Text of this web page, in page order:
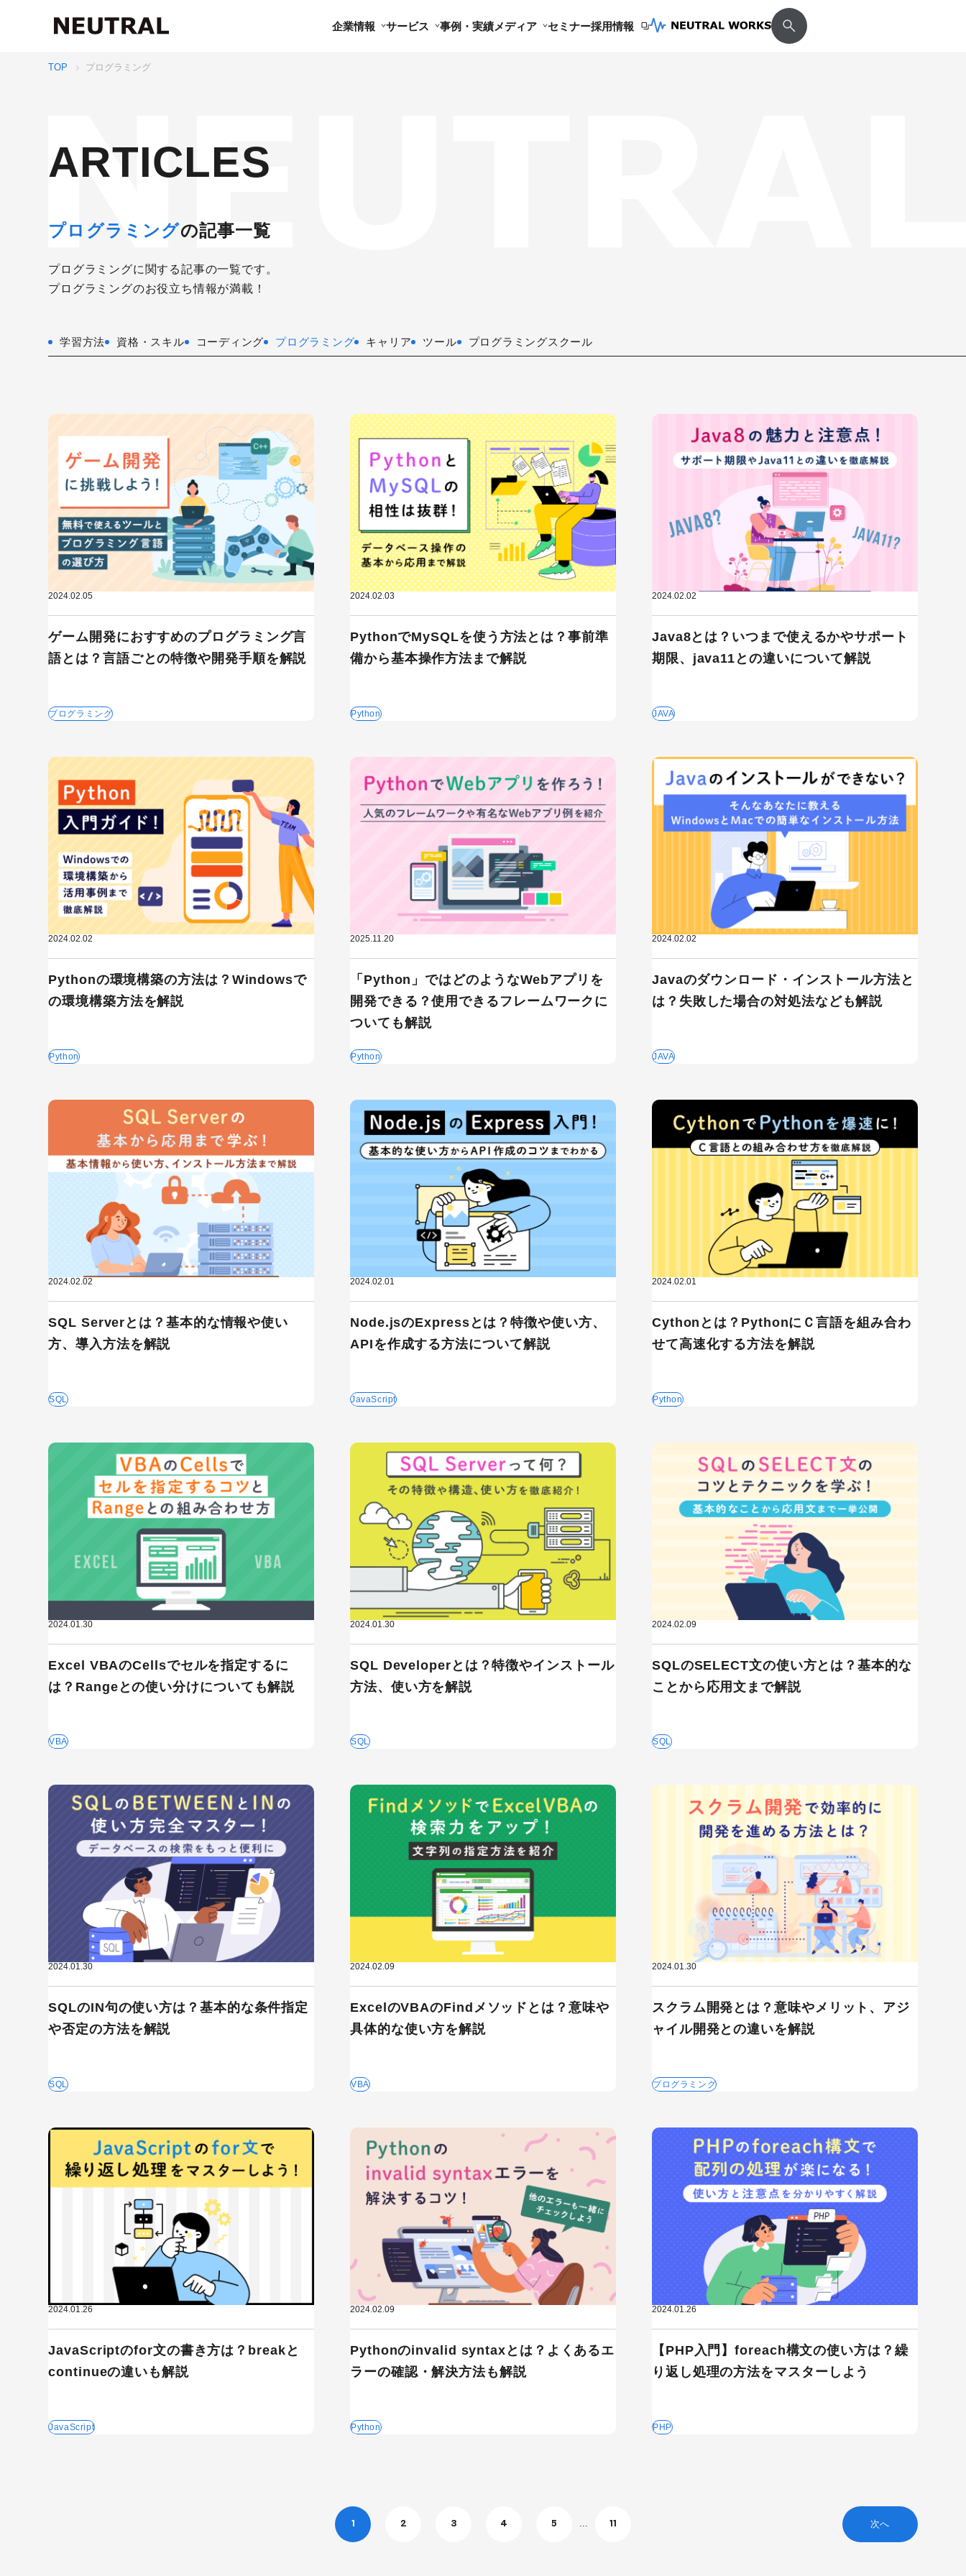
企業情報 サービス 事例・実績メディア セミナー採用情報
キーワードから記事を検索 カテゴリーから記事を検索
人気のキーワード
SaaS Webデザイン プログラミング教育 iOSアプリ
TOP プログラミング
ARTICLES
プログラミングの記事一覧
プログラミングに関する記事の一覧です。
プログラミングのお役立ち情報が満載！
学習方法 資格・スキル コーディング プログラミング キャリア ツール プログラミングスクール
2024.02.05
ゲーム開発におすすめのプログラミング言
語とは？言語ごとの特徴や開発手順を解説
プログラミング
2024.02.03
PythonでMySQLを使う方法とは？事前準
備から基本操作方法まで解説
Python
2024.02.02
Java8とは？いつまで使えるかやサポート
期限、java11との違いについて解説
JAVA
2024.02.02
Pythonの環境構築の方法は？Windowsで
の環境構築方法を解説
Python
2025.11.20
「Python」ではどのようなWebアプリを
開発できる？使用できるフレームワークに
ついても解説
Python
2024.02.02
Javaのダウンロード・インストール方法と
は？失敗した場合の対処法なども解説
JAVA
2024.02.02
SQL Serverとは？基本的な情報や使い
方、導入方法を解説
SQL
2024.02.01
Node.jsのExpressとは？特徴や使い方、
APIを作成する方法について解説
JavaScript
2024.02.01
Cythonとは？PythonにＣ言語を組み合わ
せて高速化する方法を解説
Python
2024.01.30
Excel VBAのCellsでセルを指定するに
は？Rangeとの使い分けについても解説
VBA
2024.01.30
SQL Developerとは？特徴やインストール
方法、使い方を解説
SQL
2024.02.09
SQLのSELECT文の使い方とは？基本的な
ことから応用文まで解説
SQL
2024.01.30
SQLのIN句の使い方は？基本的な条件指定
や否定の方法を解説
SQL
2024.02.09
ExcelのVBAのFindメソッドとは？意味や
具体的な使い方を解説
VBA
2024.01.30
スクラム開発とは？意味やメリット、アジ
ャイル開発との違いを解説
プログラミング
2024.01.26
JavaScriptのfor文の書き方は？breakと
continueの違いも解説
JavaScript
2024.02.09
Pythonのinvalid syntaxとは？よくあるエ
ラーの確認・解決方法も解説
Python
2024.01.26
【PHP入門】foreach構文の使い方は？繰
り返し処理の方法をマスターしよう
PHP
1 2 3 4 5 ... 次へ
11